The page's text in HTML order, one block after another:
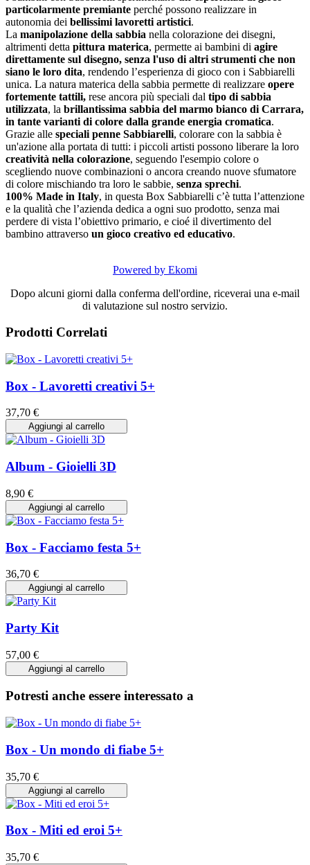
particolarmente premiante perché possono realizzare in
autonomia dei bellissimi lavoretti artistici.
La manipolazione della sabbia nella colorazione dei disegni,
altrimenti detta pittura materica, permette ai bambini di agire
direttamente sul disegno, senza l'uso di altri strumenti che non
siano le loro dita, rendendo l’esperienza di gioco con i Sabbiarelli
unica. La natura materica della sabbia permette di realizzare opere
fortemente tattili, rese ancora più speciali dal tipo di sabbia
utilizzata, la brillantissima sabbia del marmo bianco di Carrara,
in tante varianti di colore dalla grande energia cromatica.
Grazie alle speciali penne Sabbiarelli, colorare con la sabbia è
un'azione alla portata di tutti: i piccoli artisti possono liberare la loro
creatività nella colorazione, seguendo l'esempio colore o
scegliendo nuove combinazioni o ancora creando nuove sfumatore
di colore mischiando tra loro le sabbie, senza sprechi.
100% Made in Italy, in questa Box Sabbiarelli c’è tutta l’attenzione
e la qualità che l’azienda dedica a ogni suo prodotto, senza mai
perdere di vista l’obiettivo primario, e cioé il divertimento del
bambino attraverso un gioco creativo ed educativo.
Powered by Ekomi
Dopo alcuni giorni dalla conferma dell'ordine, riceverai una e-mail
di valutazione sul nostro servizio.
Prodotti Correlati
Box - Lavoretti creativi 5+
37,70 €
Aggiungi al carrello
Album - Gioielli 3D
8,90 €
Aggiungi al carrello
Box - Facciamo festa 5+
36,70 €
Aggiungi al carrello
Party Kit
57,00 €
Aggiungi al carrello
Potresti anche essere interessato a
Box - Un mondo di fiabe 5+
35,70 €
Aggiungi al carrello
Box - Miti ed eroi 5+
35,70 €